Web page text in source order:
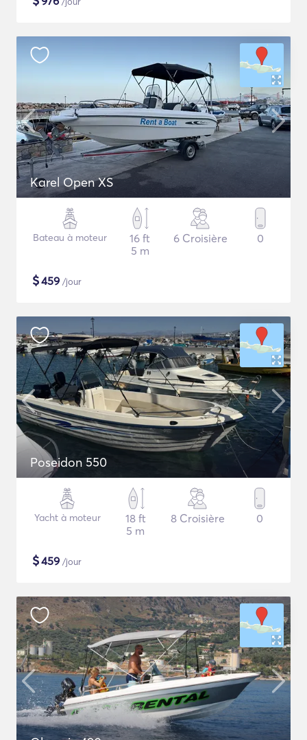
Karel Open XS
Bateau à moteur
16 ft
5 m
6 Croisière 0
$459 /jour
Poseidon 550
Yacht à moteur
18 ft
5 m
8 Croisière 0
$459 /jour